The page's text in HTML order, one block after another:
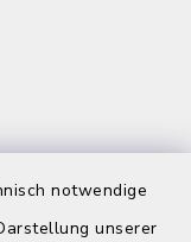
notwendige
unserer